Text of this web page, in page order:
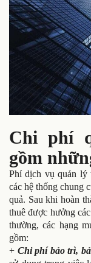
Chi phí
gồm
Phí dịch vụ quản lý
các hệ thống chung
quả. Sau khi hoàn
thuê được hưởng
thường, các hạng
gồm:
+ Chi phí bảo trì,